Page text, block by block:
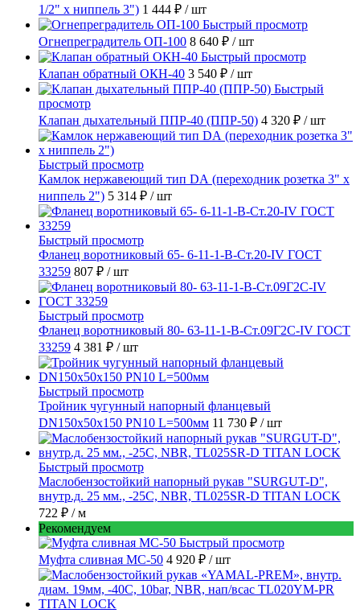
1/2" х ниппель 3") 1 444 ₽ / шт
Быстрый просмотр
Огнепреградитель ОП-100 8 640 ₽ / шт
Быстрый просмотр
Клапан обратный ОКН-40 3 540 ₽ / шт
Быстрый
просмотр
Клапан дыхательный ППР-40 (ППР-50) 4 320 ₽ / шт
Быстрый просмотр
Камлок нержавеющий тип DА (переходник розетка 3" х
ниппель 2") 5 314 ₽ / шт
Быстрый просмотр
Фланец воротниковый 65- 6-11-1-B-Ст.20-IV ГОСТ
33259 807 ₽ / шт
Быстрый просмотр
Фланец воротниковый 80- 63-11-1-B-Ст.09Г2С-IV ГОСТ
33259 4 381 ₽ / шт
Быстрый просмотр
Тройник чугунный напорный фланцевый
DN150х50х150 PN10 L=500мм 11 730 ₽ / шт
Быстрый просмотр
Маслобензостойкий напорный рукав "SURGUT-D",
внутр.д. 25 мм., -25C, NBR, TL025SR-D TITAN LOCK
722 ₽ / м
Рекомендуем
Быстрый просмотр
Муфта сливная МС-50 4 920 ₽ / шт